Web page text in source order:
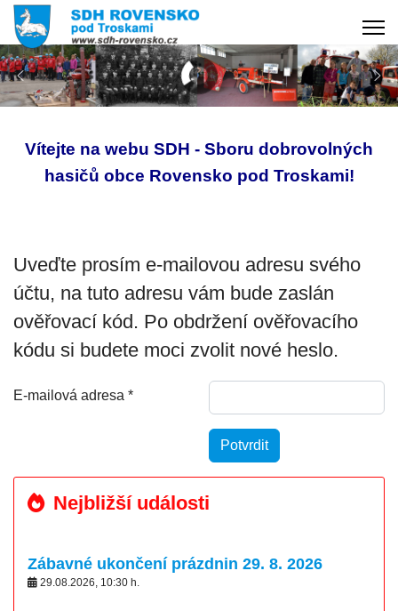
Vítejte na webu SDH - Sboru dobrovolných
hasičů obce Rovensko pod Troskami!
Uveďte prosím e-mailovou adresu svého
účtu, na tuto adresu vám bude zaslán
ověřovací kód. Po obdržení ověřovacího
kódu si budete moci zvolit nové heslo.
E-mailová adresa *
Potvrdit
Nejbližší události
Zábavné ukončení prázdnin 29. 8. 2026
29.08.2026, 10:30 h.